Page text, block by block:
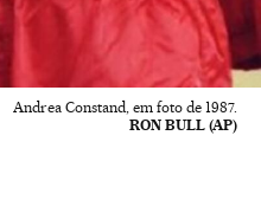
Andrea Constand, em foto de 1987.
RON BULL (AP)